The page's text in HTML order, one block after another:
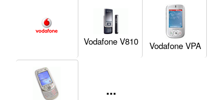
Vodafone V810 Vodafone VPA
...